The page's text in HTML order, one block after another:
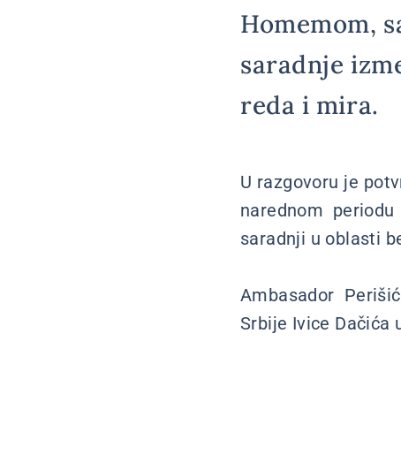
Homemom,
saradnje
reda i mira.
U razgovoru je
narednom
saradnji u oblasti
Ambasador
Srbije Ivice Dačića